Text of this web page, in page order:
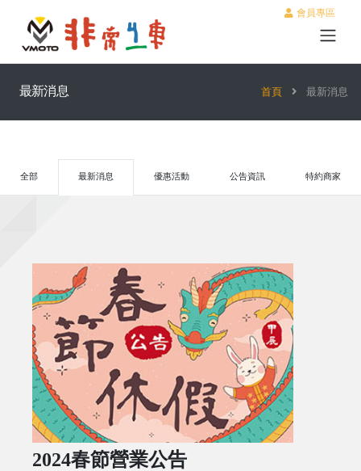
會員專區
最新消息 首頁 最新消息
全部 最新消息 優惠活動 公告資訊 特約商家
2024春節營業公告